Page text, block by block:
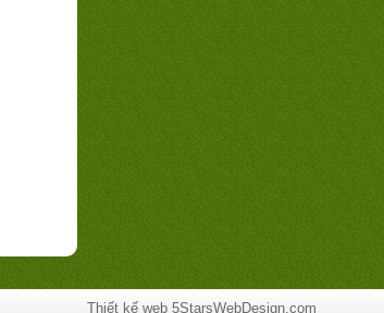
Thiết kế web 5StarsWebDesign.com